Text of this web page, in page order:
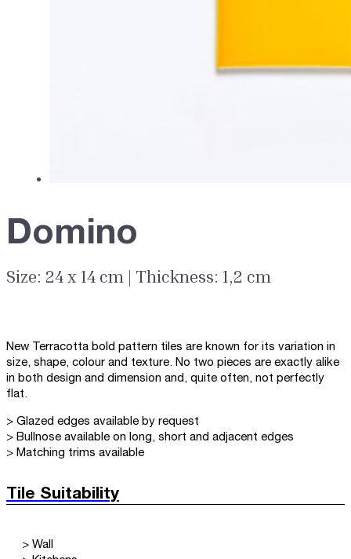
Domino
Size: 24 x 14 cm | Thickness: 1,2 cm
New Terracotta bold pattern tiles are known for its variation in
size, shape, colour and texture. No two pieces are exactly alike
in both design and dimension and, quite often, not perfectly
flat.
> Glazed edges available by request
> Bullnose available on long, short and adjacent edges
> Matching trims available
Tile Suitability
> Wall